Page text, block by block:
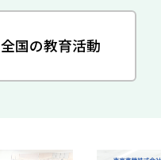
全国の教育活動